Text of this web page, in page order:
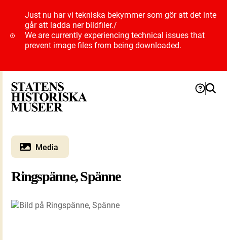
Just nu har vi tekniska bekymmer som gör att det inte
går att ladda ner bildfiler./
We are currently experiencing technical issues that
prevent image files from being downloaded.
Media
Ringspänne, Spänne